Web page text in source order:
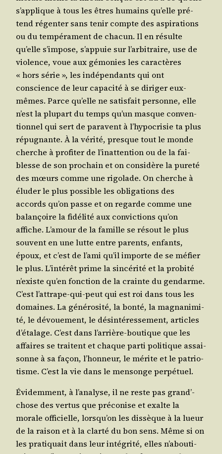
s’ap­plique à tous les êtres humains qu’elle pré­
tend régen­ter sans tenir compte des aspi­ra­tions
ou du tem­pé­ra­ment de cha­cun. Il en résulte
qu’elle s’im­pose, s’ap­puie sur l’ar­bi­traire, use de
vio­lence, voue aux gémo­nies les carac­tères
« hors série », les indé­pen­dants qui ont
conscience de leur capa­ci­té à se diri­ger eux-
mêmes. Parce qu’elle ne satis­fait per­sonne, elle
n’est la plu­part du temps qu’un masque conven­
tion­nel qui sert de paravent à l’hy­po­cri­sie ta plus
répu­gnante. À la véri­té, presque tout le monde
cherche à pro­fi­ter de l’i­nat­ten­tion ou de la fai­
blesse de son pro­chain et on consi­dère la pure­té
des mœurs comme une rigo­lade. On cherche à
élu­der le plus pos­sible les obli­ga­tions des
accords qu’on passe et on regarde comme une
balan­çoire la fidé­li­té aux convic­tions qu’on
affiche. L’a­mour de la famille se résout le plus
sou­vent en une lutte entre parents, enfants,
époux, et c’est de l’a­mi qu’il importe de se méfier
le plus. L’in­té­rêt prime la sin­cé­ri­té et la pro­bi­té
n’existe qu’en fonc­tion de la crainte du gen­darme.
C’est l’at­trape-qui-peut qui est roi dans tous les
domaines. La géné­ro­si­té, la bon­té, la magna­ni­mi­
té, le dévoue­ment, le dés­in­té­res­se­ment, articles
d’é­ta­lage. C’est dans l’ar­rière-bou­tique que les
affaires se traitent et chaque par­ti poli­tique assai­
sonne à sa façon, l’hon­neur, le mérite et le patrio­
tisme. C’est la vie dans le men­songe perpétuel.
Évi­dem­ment, à l’a­na­lyse, il ne reste pas grand’­
chose des ver­tus que pré­co­nise et exalte la
morale offi­cielle, lors­qu’on les dis­sèque à la lueur
de la rai­son et à la clar­té du bon sens. Même si on
les pra­ti­quait dans leur inté­gri­té, elles n’a­bou­ti­